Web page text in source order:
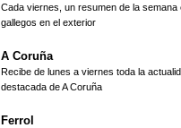
Cada viernes, un resumen de la semana
gallegos en el exterior
A Coruña
Recibe de lunes a viernes toda la
destacada de A Coruña
Ferrol